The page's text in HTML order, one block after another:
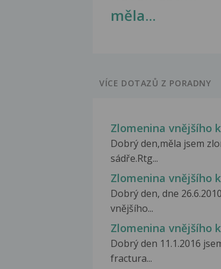
měla...
VÍCE DOTAZŮ Z PORADNY
Zlomenina vnějšího
Dobrý den,měla jsem
sádře.Rtg...
Zlomenina vnějšího
Dobrý den, dne
vnějšího...
Zlomenina vnějšího
Dobrý den 11.1.2016
fractura...